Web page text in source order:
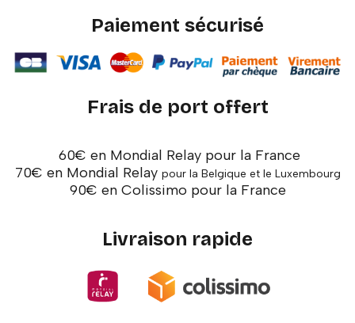
Paiement sécurisé
Frais de port offert
60€ en Mondial Relay pour la France
70€ en Mondial Relay pour la Belgique et le Luxembourg
90€ en Colissimo pour la France
Livraison rapide